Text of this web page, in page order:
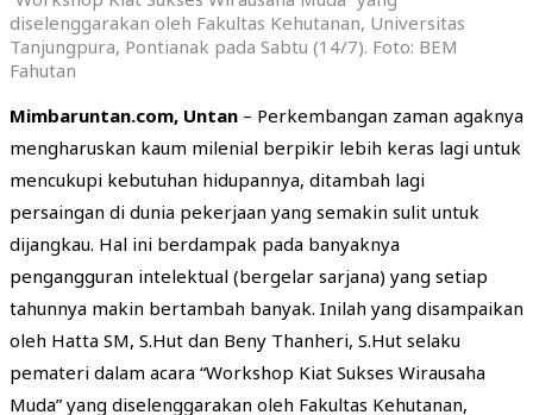
diselenggarakan oleh Fakultas Kehutanan, Universitas
Tanjungpura, Pontianak pada Sabtu (14/7). Foto: BEM
Fahutan
Mimbaruntan.com, Untan – Perkembangan zaman agaknya
mengharuskan kaum milenial berpikir lebih keras lagi untuk
mencukupi kebutuhan hidupannya, ditambah lagi
persaingan di dunia pekerjaan yang semakin sulit untuk
dijangkau. Hal ini berdampak pada banyaknya
pengangguran intelektual (bergelar sarjana) yang setiap
tahunnya makin bertambah banyak. Inilah yang disampaikan
oleh Hatta SM, S.Hut dan Beny Thanheri, S.Hut selaku
pemateri dalam acara “Workshop Kiat Sukses Wirausaha
Muda” yang diselenggarakan oleh Fakultas Kehutanan,